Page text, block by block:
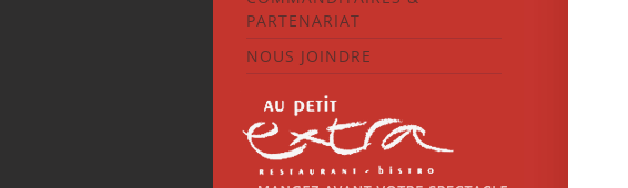
PARTENARIAT
NOUS JOINDRE